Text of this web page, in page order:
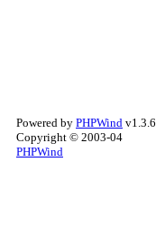
Powered by PHPWind v1.3.6
Copyright © 2003-04
PHPWind